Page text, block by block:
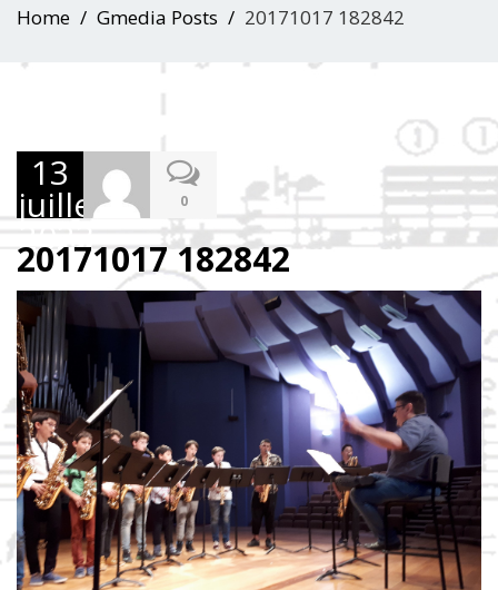
Home Gmedia Posts 20171017 182842
13
juillet
2023
0
20171017 182842